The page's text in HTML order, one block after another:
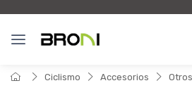
Ciclismo Accesorios Otros